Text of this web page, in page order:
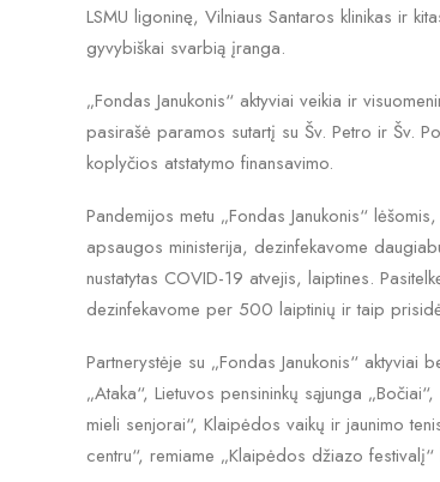
LSMU ligoninę, Vilniaus Santaros klinikas ir
gyvybiškai svarbią įranga.
„Fondas Janukonis“ aktyviai veikia ir
pasirašė paramos sutartį su Šv. Petro ir Šv.
koplyčios atstatymo finansavimo.
Pandemijos metu „Fondas Janukonis“
apsaugos ministerija, dezinfekavome
nustatytas COVID-19 atvejis, laiptines.
dezinfekavome per 500 laiptinių ir taip
Partnerystėje su „Fondas Janukonis“ aktyviai
„Ataka“, Lietuvos pensininkų sąjunga
mieli senjorai“, Klaipėdos vaikų ir jaunimo
centru“, remiame „Klaipėdos džiazo